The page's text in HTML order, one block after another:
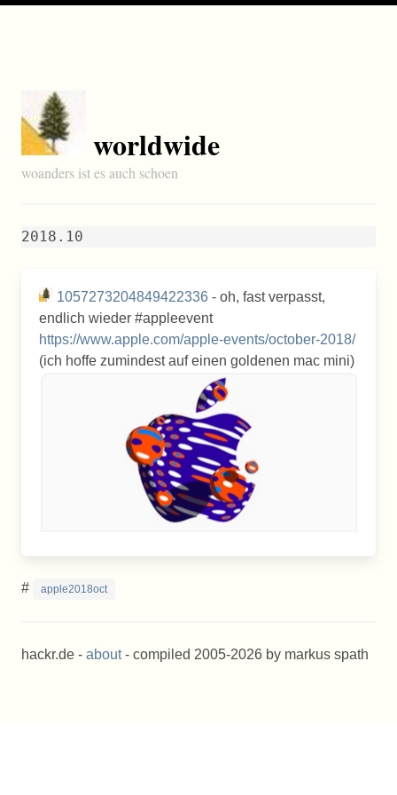
worldwide
woanders ist es auch schoen
2018.10
1057273204849422336 - oh, fast verpasst,
endlich wieder #appleevent
https://www.apple.com/apple-events/october-2018/
(ich hoffe zumindest auf einen goldenen mac mini)
# apple2018oct
hackr.de - about- compiled 2005-2026 by markus spath